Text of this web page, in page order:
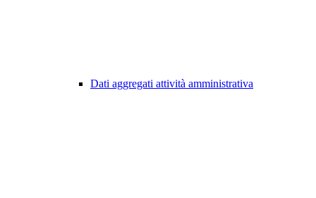
Dati aggregati attività amministrativa